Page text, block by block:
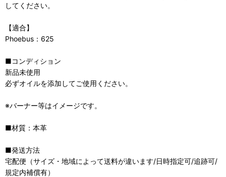
してください。
【適合】
Phoebus：625
■コンディション
新品未使用
必ずオイルを添加してご使用ください。
※バーナー等はイメージです。
■材質：本革
■発送方法
宅配便（サイズ・地域によって送料が違います/日時指定可/追跡可/
規定内補償有）